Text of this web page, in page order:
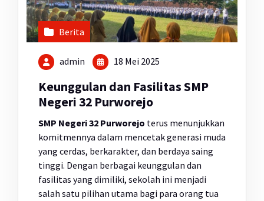
Berita
admin 18 Mei 2025
Keunggulan dan Fasilitas SMP
Negeri 32 Purworejo
SMP Negeri 32 Purworejo terus menunjukkan
komitmennya dalam mencetak generasi muda
yang cerdas, berkarakter, dan berdaya saing
tinggi. Dengan berbagai keunggulan dan
fasilitas yang dimiliki, sekolah ini menjadi
salah satu pilihan utama bagi para orang tua